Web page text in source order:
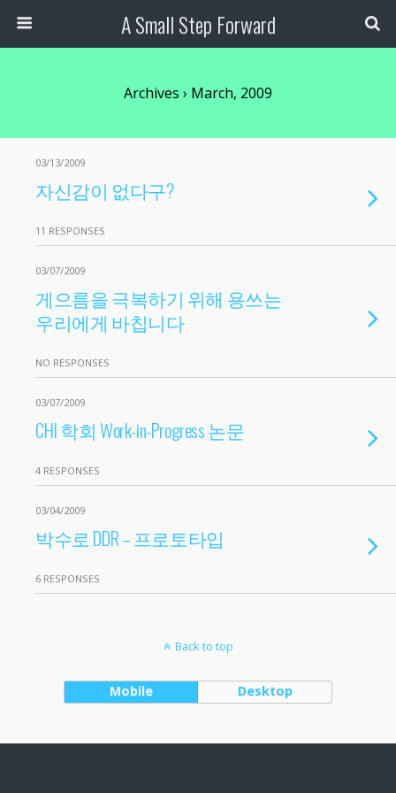
A Small Step Forward
Archives › March, 2009
03/13/2009
자신감이 없다구?
11 RESPONSES
03/07/2009
게으름을 극복하기 위해 용쓰는
우리에게 바칩니다
NO RESPONSES
03/07/2009
CHI 학회 Work-in-Progress 논문
4 RESPONSES
03/04/2009
박수로 DDR – 프로토타입
6 RESPONSES
Back to top
Mobile Desktop